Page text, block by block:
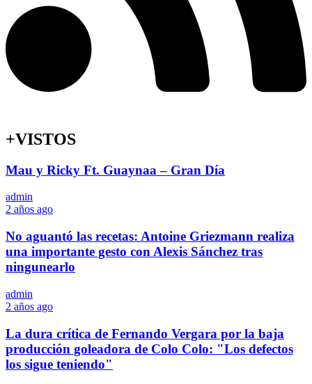
+VISTOS
Mau y Ricky Ft. Guaynaa – Gran Día
admin
2 años ago
No aguantó las recetas: Antoine Griezmann realiza
una importante gesto con Alexis Sánchez tras
ningunearlo
admin
2 años ago
La dura crítica de Fernando Vergara por la baja
producción goleadora de Colo Colo: "Los defectos
los sigue teniendo"